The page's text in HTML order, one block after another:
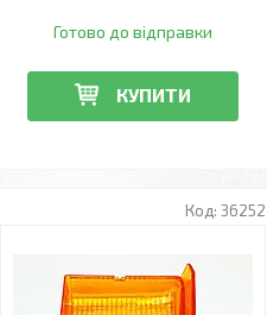
Готово до відправки
КУПИТИ
36252